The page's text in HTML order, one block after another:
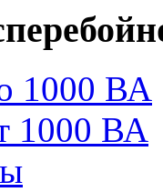
1000 ВА
1000 ВА